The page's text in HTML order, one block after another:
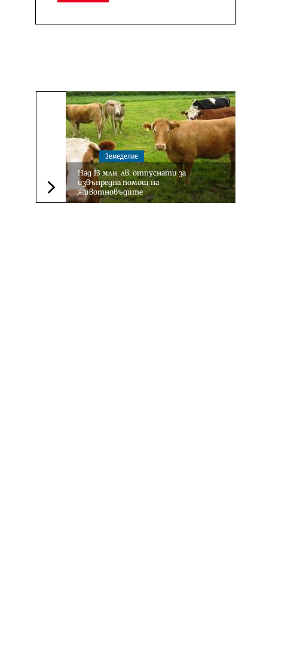
Следваща новина
Земеделие
Над 13 млн. лв. отпуснати за
извънредна помощ на
животновъдите